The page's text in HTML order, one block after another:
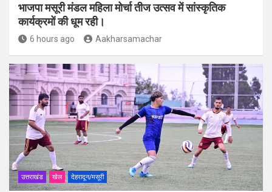
भाजपा मसूरी मंडल महिला मोर्चा तीज उत्सव में सांस्कृतिक
कार्यक्रमों की धूम रही।
6 hours ago Aakharsamachar
उत्तराखंड खेल देहरादून/मसूरी